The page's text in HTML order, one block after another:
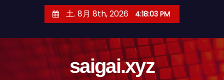
土. 8月 8th, 2026 4:18:04 PM
saigai.xyz